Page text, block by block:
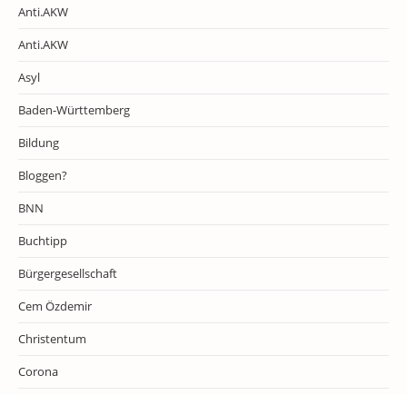
Anti.AKW
Anti.AKW
Asyl
Baden-Württemberg
Bildung
Bloggen?
BNN
Buchtipp
Bürgergesellschaft
Cem Özdemir
Christentum
Corona